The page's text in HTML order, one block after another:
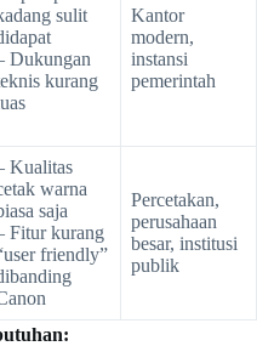
sulit
Dukungan
kurang
Kantor
modern,
instansi
pemerintah
Kualitas
warna
saja
Fitur kurang
friendly”
Percetakan,
perusahaan
besar, institusi
publik